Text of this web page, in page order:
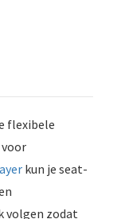
flexibele
kun je seat-
volgen zodat